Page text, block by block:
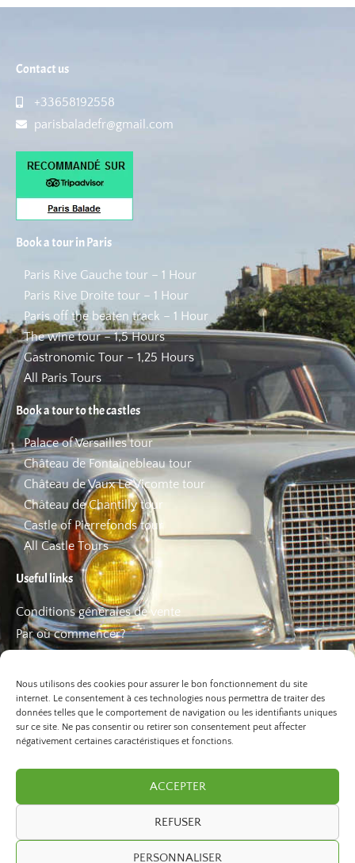
Nous utilisons des cookies pour assurer le bon fonctionnement du site
internet. Le consentement à ces technologies nous permettra de traiter des
données telles que le comportement de navigation ou les identifiants uniques
sur ce site. Ne pas consentir ou retirer son consentement peut affecter
négativement certaines caractéristiques et fonctions.
ACCEPTER
REFUSER
PERSONNALISER
Contact us
+33658192558
parisbaladefr@gmail.com
Book a tour in Paris
Paris Rive Gauche tour – 1 Hour
Paris Rive Droite tour – 1 Hour
Paris off the beaten track – 1 Hour
The wine tour – 1,5 Hours
Gastronomic Tour – 1,25 Hours
All Paris Tours
Book a tour to the castles
Palace of Versailles tour
Château de Fontainebleau tour
Château de Vaux Le Vicomte tour
Château de Chantilly tour
Castle of Pierrefonds tour
All Castle Tours
Useful links
Conditions générales de vente
Par où commencer?
Les bons plans
©2026 Paris Balade. All Rights Reserved.